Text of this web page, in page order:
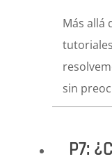
Más allá
sin
P7: